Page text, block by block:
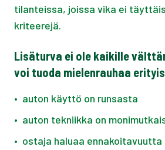
tilanteissa, joissa vika ei
kriteerejä.
Lisäturva ei ole kaikille
voi tuoda mielenrauhaa
• auton käyttö on runsasta
• auton tekniikka on
• ostaja haluaa ennakoitavuutta